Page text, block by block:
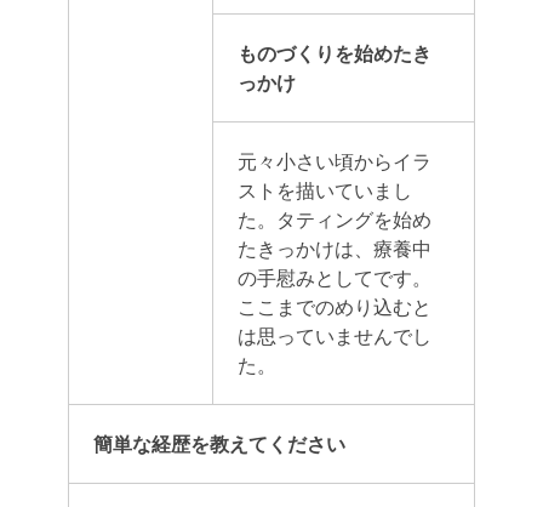
ものづくりを始めたき
っかけ
元々小さい頃からイラ
ストを描いていまし
た。タティングを始め
たきっかけは、療養中
の手慰みとしてです。
ここまでのめり込むと
は思っていませんでし
た。
簡単な経歴を教えてください